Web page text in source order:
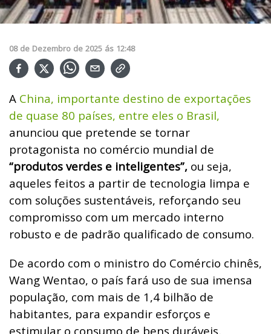
08 de Dezembro de 2025 ás 12:48
A China, importante destino de exportações
de quase 80 países, entre eles o Brasil,
anunciou que pretende se tornar
protagonista no comércio mundial de
“produtos verdes e inteligentes”, ou seja,
aqueles feitos a partir de tecnologia limpa e
com soluções sustentáveis, reforçando seu
compromisso com um mercado interno
robusto e de padrão qualificado de consumo.
De acordo com o ministro do Comércio chinês,
Wang Wentao, o país fará uso de sua imensa
população, com mais de 1,4 bilhão de
habitantes, para expandir esforços e
estimular o consumo de bens duráveis,